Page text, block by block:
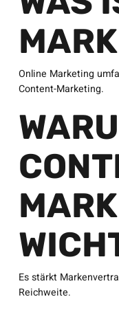
Online Marketing
Content-Marketing.
Es stärkt
Reichweite.